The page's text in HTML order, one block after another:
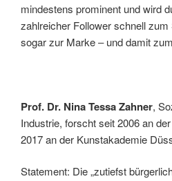
mindestens prominent und wird
zahlreicher Follower schnell
sogar zur Marke ‒ und damit
Prof. Dr. Nina Tessa Zahner,
Industrie, forscht seit 2006 an
2017 an der Kunstakademie
Statement: Die „zutiefst